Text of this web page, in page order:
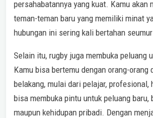
persahabatannya yang kuat. Kamu akan
teman-teman baru yang memiliki minat
hubungan ini sering kali bertahan
Selain itu, rugby juga membuka peluang
Kamu bisa bertemu dengan orang-orang
belakang, mulai dari pelajar,
bisa membuka pintu untuk peluang baru,
maupun kehidupan pribadi. Dengan